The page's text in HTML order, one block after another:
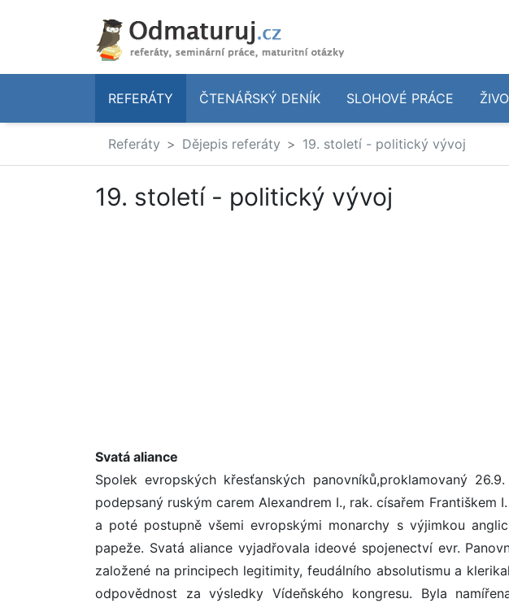
REFERÁTY ČTENÁŘSKÝ DENÍK SLOHOVÉ PRÁCE
Referáty Dějepis referáty 19. století - politický vývoj
19. století - politický vývoj
Svatá aliance
Spolek evropských křesťanských panovníků,proklamovaný
podepsaný ruským carem Alexandrem I., rak. císařem Františkem
a poté postupně všemi evropskými monarchy s výjimkou
papeže. Svatá aliance vyjadřovala ideové spojenectví evr.
založené na principech legitimity, feudálního absolutismu a
odpovědnost za výsledky Vídeňského kongresu. Byla